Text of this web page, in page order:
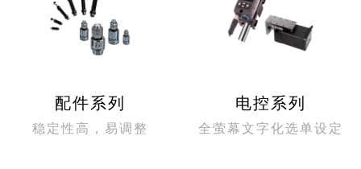
配件系列
稳定性高，易调整
电控系列
全萤幕文字化选单设定